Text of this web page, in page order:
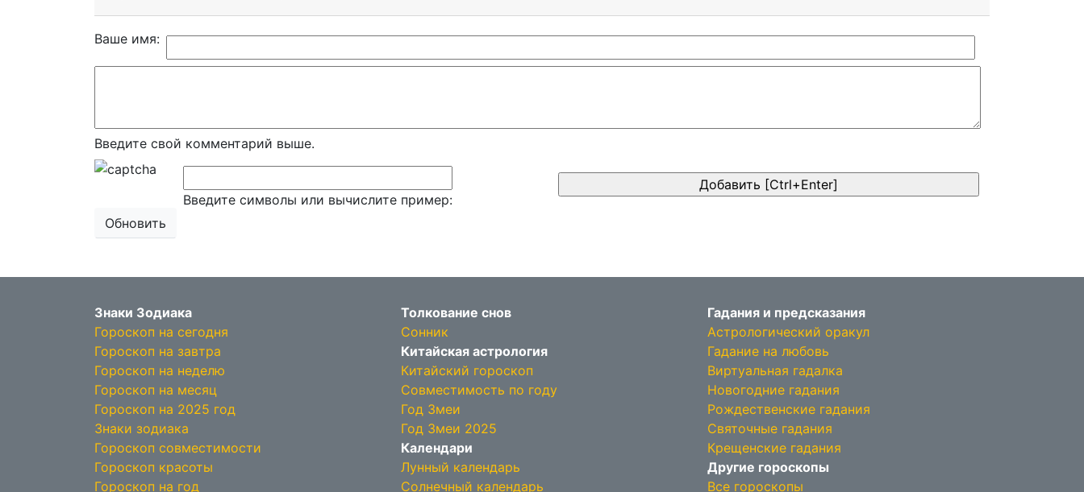
Ваше имя:
Введите свой комментарий выше.
Обновить
Введите символы или вычислите пример:
Знаки Зодиака
Гороскоп на сегодня
Гороскоп на завтра
Гороскоп на неделю
Гороскоп на месяц
Гороскоп на 2025 год
Знаки зодиака
Гороскоп совместимости
Гороскоп красоты
Гороскоп на год
Толкование снов
Сонник
Китайская астрология
Китайский гороскоп
Совместимость по году
Год Змеи
Год Змеи 2025
Календари
Лунный календарь
Солнечный календарь
Гадания и предсказания
Астрологический оракул
Гадание на любовь
Виртуальная гадалка
Новогодние гадания
Рождественские гадания
Святочные гадания
Крещенские гадания
Другие гороскопы
Все гороскопы